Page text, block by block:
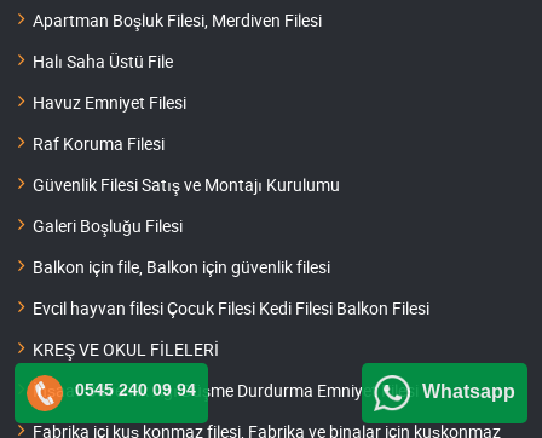
Apartman Boşluk Filesi, Merdiven Filesi
Halı Saha Üstü File
Havuz Emniyet Filesi
Raf Koruma Filesi
Güvenlik Filesi Satış ve Montajı Kurulumu
Galeri Boşluğu Filesi
Balkon için file, Balkon için güvenlik filesi
Evcil hayvan filesi Çocuk Filesi Kedi Filesi Balkon Filesi
KREŞ VE OKUL FİLELERİ
İnşaat Güvenlik Ağı Düşme Durdurma Emniyet Filesi
Fabrika içi kuş konmaz filesi, Fabrika ve binalar için kuşkonmaz
0545 240 09 94 Whatsapp